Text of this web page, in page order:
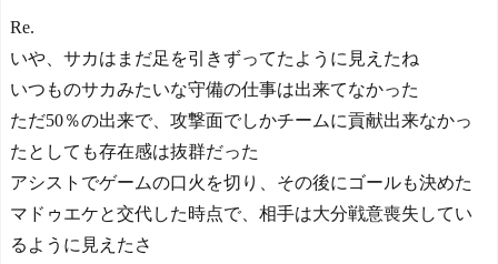
Re.
いや、サカはまだ足を引きずってたように見えたね
いつものサカみたいな守備の仕事は出来てなかった
ただ50％の出来で、攻撃面でしかチームに貢献出来なかっ
たとしても存在感は抜群だった
アシストでゲームの口火を切り、その後にゴールも決めた
マドゥエケと交代した時点で、相手は大分戦意喪失してい
るように見えたさ